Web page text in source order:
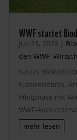
WWF startet
Juli 23, 2026 |
den WWF,
Neues
Naturerlebnis,
Pilotphase mit
WWF-
mehr lesen